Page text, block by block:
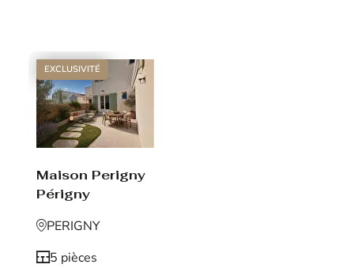
EXCLUSIVITÉ
Maison Perigny
Périgny
PERIGNY
5 pièces